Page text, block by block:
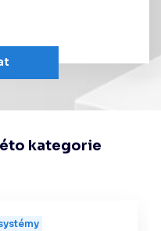
kategorie